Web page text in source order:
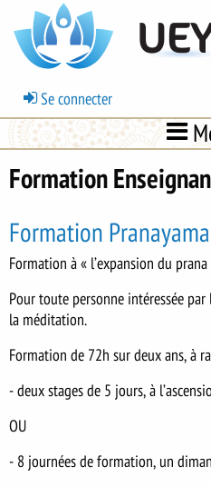
contenu
principal
Menu
du
compte
de
l'utilisateur
Se connecter
Formation
Formation Pranayama
Formation à « l’expansion du
Pour toute personne intéressée
la méditation.
Formation de 72h sur deux ans, à
- deux stages de 5 jours, à
OU
- 8 journées de formation, un